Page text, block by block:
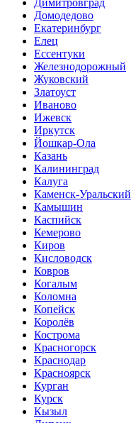
Домодедово
Екатеринбург
Елец
Ессентуки
Железнодорожный
Жуковский
Златоуст
Иваново
Ижевск
Иркутск
Йошкар-Ола
Казань
Калининград
Калуга
Каменск-Уральский
Камышин
Каспийск
Кемерово
Киров
Кисловодск
Ковров
Когалым
Коломна
Копейск
Королёв
Кострома
Красногорск
Краснодар
Красноярск
Курган
Курск
Кызыл